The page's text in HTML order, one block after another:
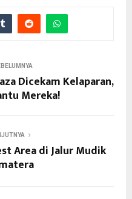
Dicekam Kelaparan,
Mereka!
Area di Jalur Mudik